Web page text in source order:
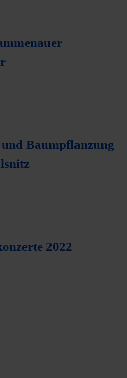
Baumpflanzung
2022